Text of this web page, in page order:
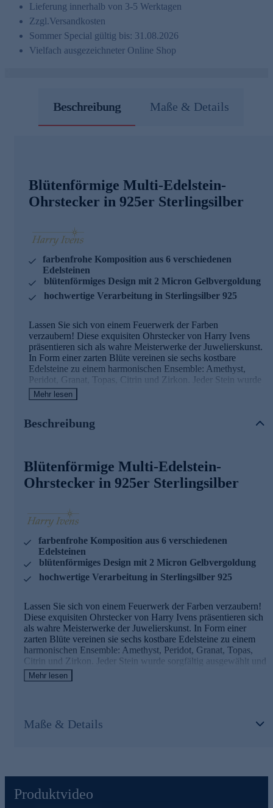
Lieferung innerhalb von 3-5 Werktagen
Zzgl.Versandkosten
Sommer Special gültig bis: 31.08.2026
Vielfach ausgezeichneter Online Shop
Beschreibung Maße & Details
Blütenförmige Multi-Edelstein-
Ohrstecker in 925er Sterlingsilber
farbenfrohe Komposition aus 6 verschiedenen
Edelsteinen
blütenförmiges Design mit 2 Micron Gelbvergoldung
hochwertige Verarbeitung in Sterlingsilber 925
Lassen Sie sich von einem Feuerwerk der Farben
verzaubern! Diese exquisiten Ohrstecker von Harry Ivens
präsentieren sich als wahre Meisterwerke der Juwelierskunst.
In Form einer zarten Blüte vereinen sie sechs kostbare
Edelsteine zu einem harmonischen Ensemble: Amethyst,
Peridot, Granat, Topas, Citrin und Zirkon. Jeder Stein wurde
sorgfältig ausgewählt und facettiert, um sein einzigartiges
Farbenspiel optimal zur Geltung zu bringen. Die
Krappenfassungen eingebettet, während der zentrale Zirkon
perfekt mit dem Funkeln der Steine harmoniert. Mit einem
Gesamtgewicht von ca. 3,9 Karat versprühen diese
Ohrstecker eine unwiderstehliche Strahlkraft. Der
Tragekomfort. Ob als Blickfang zu einem festlichen Outfit
oder als farbenfroher Akzent im Alltag - diese Ohrstecker
unterstreichen und Ihrem Look einen Hauch von Luxus
verleihen.
Mehr lesen
Beschreibung
Blütenförmige Multi-Edelstein-
Ohrstecker in 925er Sterlingsilber
farbenfrohe Komposition aus 6 verschiedenen
Edelsteinen
blütenförmiges Design mit 2 Micron Gelbvergoldung
hochwertige Verarbeitung in Sterlingsilber 925
Lassen Sie sich von einem Feuerwerk der Farben verzaubern!
Diese exquisiten Ohrstecker von Harry Ivens präsentieren sich
als wahre Meisterwerke der Juwelierskunst. In Form einer
zarten Blüte vereinen sie sechs kostbare Edelsteine zu einem
harmonischen Ensemble: Amethyst, Peridot, Granat, Topas,
Citrin und Zirkon. Jeder Stein wurde sorgfältig ausgewählt und
facettiert, um sein einzigartiges Farbenspiel optimal zur
Geltung zu bringen. Die tropfenförmigen Edelsteine sind
starke Gelbvergoldung eine edle Anmutung, die perfekt mit
diese Ohrstecker sind wahre Schmuckstücke, die Ihre
Mehr lesen
Maße & Details
Produktvideo